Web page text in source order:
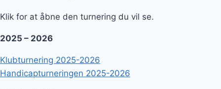
Klik for at åbne den turnering du vil se.
2025 – 2026
Klubturnering 2025-2026
Handicapturneringen 2025-2026